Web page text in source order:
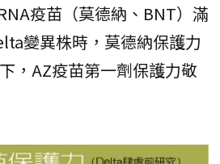
疫苗（莫德納、BNT）滿
變異株時，莫德納保護力
，AZ疫苗第一劑保護力敬